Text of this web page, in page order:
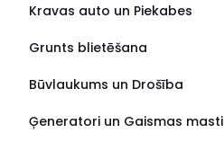
Kravas auto un Piekabes
Grunts blietēšana
Būvlaukums un Drošība
Ģeneratori un Gaismas masti